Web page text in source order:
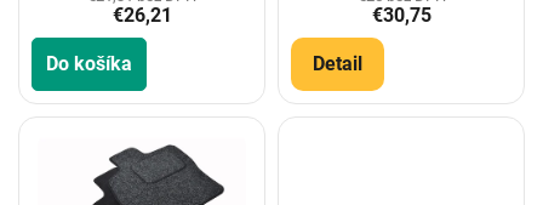
€26,21
Do košíka
€30,75
Detail